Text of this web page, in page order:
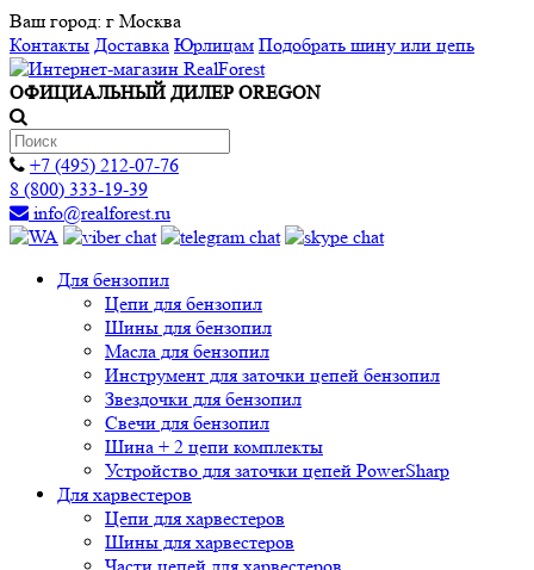
Ваш город: г Москва
Контакты Доставка Юрлицам Подобрать шину или цепь
ОФИЦИАЛЬНЫЙ ДИЛЕР OREGON
+7 (495) 212-07-76
8 (800) 333-19-39
info@realforest.ru
Для бензопил
Цепи для бензопил
Шины для бензопил
Масла для бензопил
Инструмент для заточки цепей бензопил
Звездочки для бензопил
Свечи для бензопил
Шина + 2 цепи комплекты
Устройство для заточки цепей PowerSharp
Для харвестеров
Цепи для харвестеров
Шины для харвестеров